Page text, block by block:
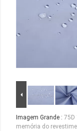
Imagem Grande : 75D
memória do